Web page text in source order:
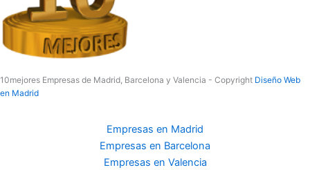
10mejores Empresas de Madrid, Barcelona y Valencia - Copyright Diseño Web
en Madrid
Empresas en Madrid
Empresas en Barcelona
Empresas en Valencia